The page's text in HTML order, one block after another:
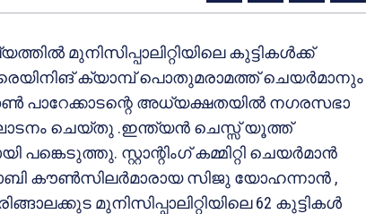
മുനിസിപ്പാലിറ്റിയിലെ കുട്ടികൾക്ക്
ക്യാമ്പ് പൊതുമരാമത്ത് ചെയർമാനും
പാറേക്കാടന്റെ അധ്യക്ഷതയിൽ നഗരസഭാ
ചെയ്തു .ഇന്ത്യൻ ചെസ്സ് യൂത്ത്
സ്റ്റാന്റിംഗ് കമ്മിറ്റി ചെയർമാൻ
കൗൺസിലർമാരായ സിജു യോഹന്നാൻ ,
മുനിസിപ്പാലിറ്റിയിലെ 62 കുട്ടികൾ